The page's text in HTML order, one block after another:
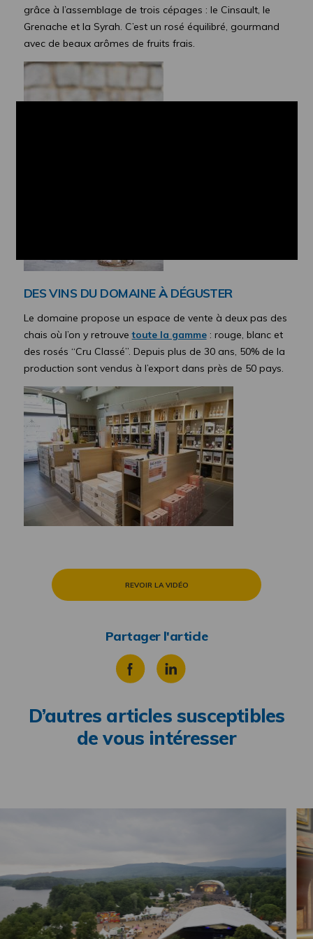
grâce à l’assemblage de trois cépages : le Cinsault, le
Grenache et la Syrah. C’est un rosé équilibré, gourmand
avec de beaux arômes de fruits frais.
DES VINS DU DOMAINEÀDÉGUSTER
Le domaine propose un espace de vente à deux pas des
chais où l’on y retrouvetoute la gamme: rouge, blanc et
des rosés “Cru Classé”. Depuis plus de 30 ans, 50% de la
production sont vendus à l’export dans près de 50 pays.
REVOIR LA VIDÉO
Partager l'article
D’autres articles susceptibles
de vous intéresser